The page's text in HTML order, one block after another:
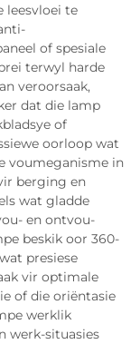
leesvloei te
of spesiale
terwyl harde
veroorsaak,
dat die lamp
of
oorloop wat
voumeganisme in
berging en
wat gladde
en ontvou-
beskik oor 360-
presiese
vir optimale
of die oriëntasie
werklik
werk-situasies